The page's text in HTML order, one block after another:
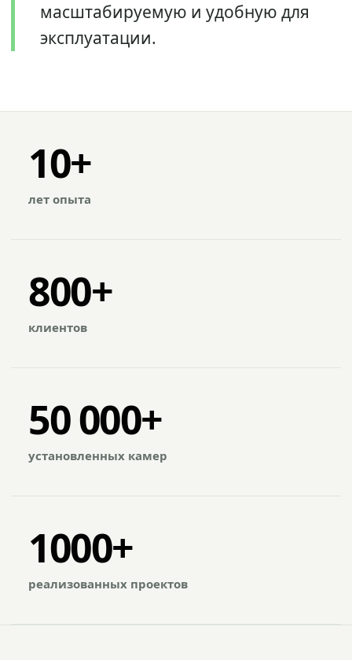
масштабируемую и удобную для
эксплуатации.
10+
лет опыта
800+
клиентов
50 000+
установленных камер
1000+
реализованных проектов